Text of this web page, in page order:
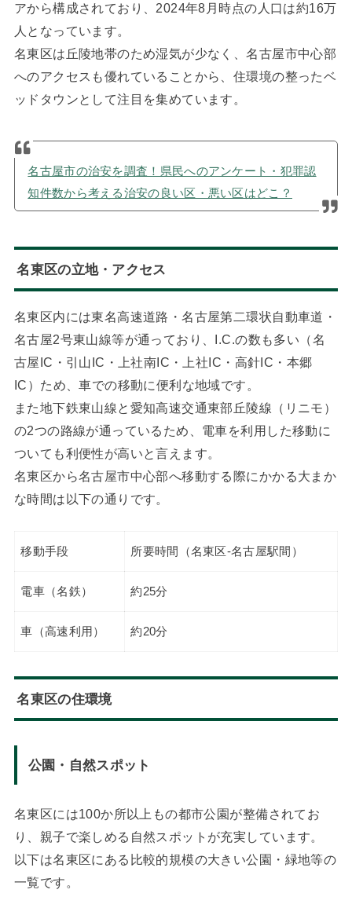
アから構成されており、2024年8月時点の人口は約16万
人となっています。
名東区は丘陵地帯のため湿気が少なく、名古屋市中心部
へのアクセスも優れていることから、住環境の整ったベ
ッドタウンとして注目を集めています。
名古屋市の治安を調査！県民へのアンケート・犯罪認
知件数から考える治安の良い区・悪い区はどこ？
名東区の立地・アクセス
名東区内には東名高速道路・名古屋第二環状自動車道・
名古屋2号東山線等が通っており、I.C.の数も多い（名
古屋IC・引山IC・上社南IC・上社IC・高針IC・本郷
IC）ため、車での移動に便利な地域です。
また地下鉄東山線と愛知高速交通東部丘陵線（リニモ）
の2つの路線が通っているため、電車を利用した移動に
ついても利便性が高いと言えます。
名東区から名古屋市中心部へ移動する際にかかる大まか
な時間は以下の通りです。
移動手段 所要時間（名東区-名古屋駅間）
電車（名鉄） 約25分
車（高速利用） 約20分
名東区の住環境
公園・自然スポット
名東区には100か所以上もの都市公園が整備されてお
り、親子で楽しめる自然スポットが充実しています。
以下は名東区にある比較的規模の大きい公園・緑地等の
一覧です。